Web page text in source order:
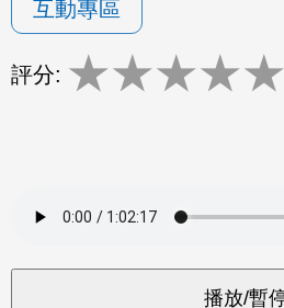
互動專區
評分: ★★★★★